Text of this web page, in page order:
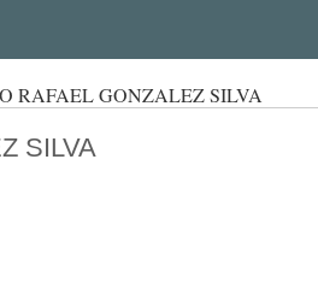
RAFAEL GONZALEZ SILVA
SILVA